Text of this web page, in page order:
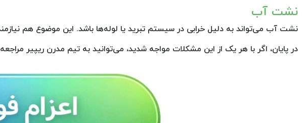
نشت آب
نشت آب می‌تواند به دلیل خرابی در سیستم تبرید یا لوله‌ها باشد. این موضوع هم
در پایان، اگر با هر یک از این مشکلات مواجه شدید، می‌توانید به تیم مدرن ریپیر